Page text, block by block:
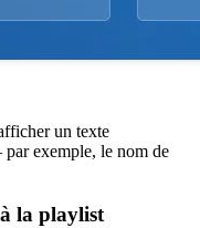
un texte
exemple, le nom de
la playlist